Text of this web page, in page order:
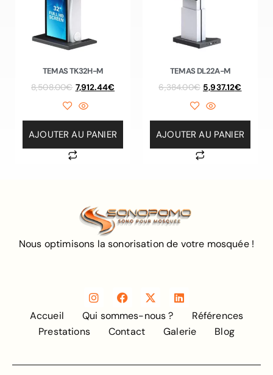
TEMAS TK32H-M
8,508.00€ 7,912.44€
AJOUTER AU PANIER
TEMAS DL22A-M
6,384.00€ 5,937.12€
AJOUTER AU PANIER
Nous optimisons la sonorisation de votre mosquée !
Accueil Qui sommes-nous ?
Références
Prestations
Contact Galerie Blog